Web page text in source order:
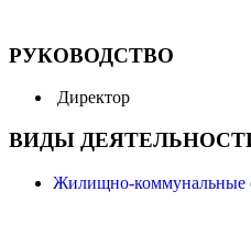
РУКОВОДСТВО
Директор
ВИДЫ
Жилищно-коммунальные